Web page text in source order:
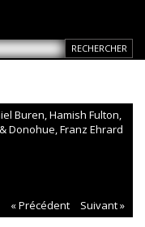
Buren, Hamish Fulton,
Donohue, Franz Ehrard
« Précédent
Suivant »